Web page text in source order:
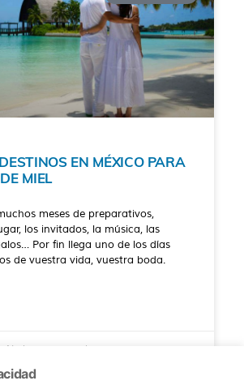
EN MÉXICO PARA
MIEL
meses de preparativos,
los invitados, la música, las
Por fin llega uno de los días
de vuestra vida, vuestra boda.
No hay comentarios